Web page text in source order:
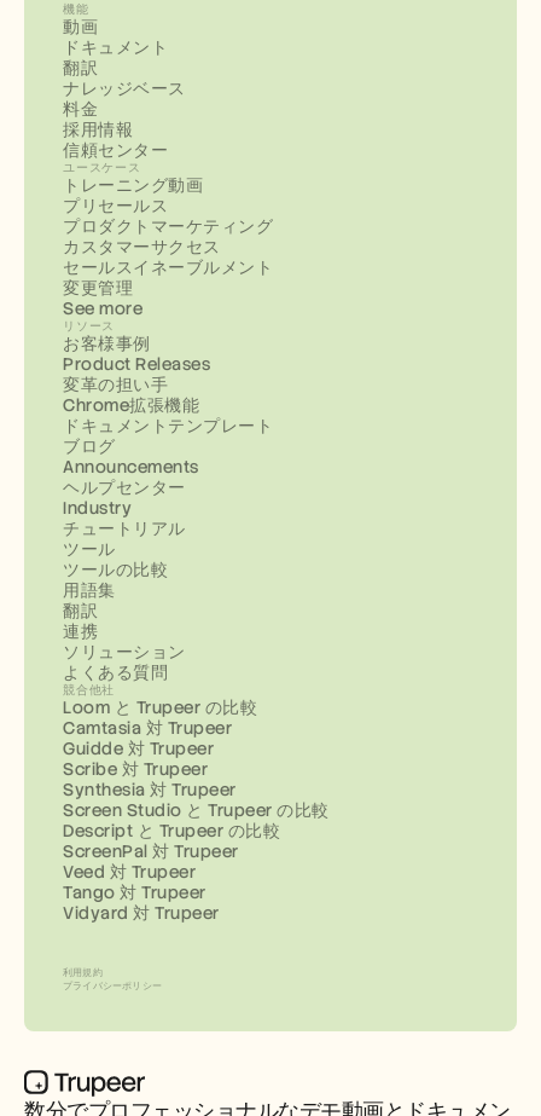
機能
動画
ドキュメント
翻訳
ナレッジベース
料金
採用情報
信頼センター
ユースケース
トレーニング動画
プリセールス
プロダクトマーケティング
カスタマーサクセス
セールスイネーブルメント
変更管理
See more
リソース
お客様事例
Product Releases
変革の担い手
Chrome拡張機能
ドキュメントテンプレート
ブログ
Announcements
ヘルプセンター
Industry
チュートリアル
ツール
ツールの比較
用語集
翻訳
連携
ソリューション
よくある質問
競合他社
Loom と Trupeer の比較
Camtasia 対 Trupeer
Guidde 対 Trupeer
Scribe 対 Trupeer
Synthesia 対 Trupeer
Screen Studio と Trupeer の比較
Descript と Trupeer の比較
ScreenPal 対 Trupeer
Veed 対 Trupeer
Tango 対 Trupeer
Vidyard 対 Trupeer
利用規約
プライバシーポリシー